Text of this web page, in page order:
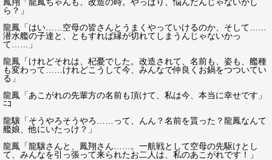
ら？」
龍鳳「はい……空母の皆さんとうまくやっていけるのか、そして……
潜水艦の子達と、ともすれば縁が切れてしまうんじゃないかっ
て……」
龍鳳「けれどそれは、杞憂でした。改造されて、名前も、姿も、艦種
も変わって……けれどこうして今、みんなで仲良くお鍋をつついてい
る」
龍鳳「あこがれの先輩方の名前も頂けて、私は今、本当に幸せです」
ﾆｺ
龍驤「そうやろそうやろ……って、んん？名前を貰った？龍鳳なんて
艦娘、他にいたっけ？」
龍鳳「龍驤さんと、鳳翔さん……。一航戦として空母の先駆けとし
て、みんなを引っ張って来られたお二人は、私のあこがれです！」